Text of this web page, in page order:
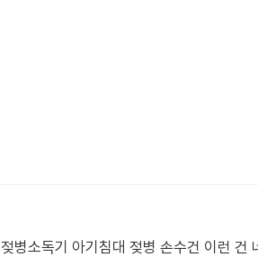
병소독기 아기침대 젖병 손수건 이런